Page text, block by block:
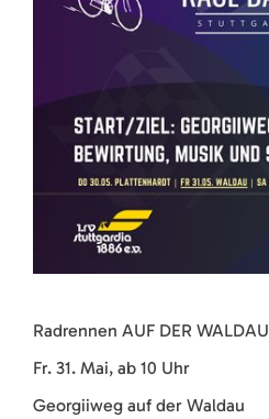
Radrennen AUF DER WALDAU
Fr. 31. Mai, ab 10 Uhr
Georgiiweg auf der Waldau